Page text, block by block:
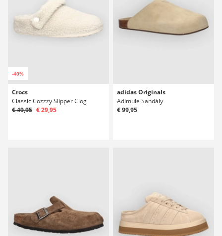
-40%
Crocs
Classic Cozzzy Slipper Clog
€ 49,95 € 29,95
adidas Originals
Adimule Sandály
€ 99,95